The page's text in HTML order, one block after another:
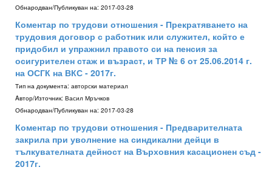
Обнародван/Публикуван на: 2017-03-28
Коментар по трудови отношения - Прекратяването на
трудовия договор с работник или служител, който е
придобил и упражнил правото си на пенсия за
осигурителен стаж и възраст, и ТР № 6 от 25.06.2014 г.
на ОСГК на ВКС - 2017г.
Тип на документа: авторски материал
Aвтор/Източник: Васил Мръчков
Обнародван/Публикуван на: 2017-03-28
Коментар по трудови отношения - Предварителната
закрила при уволнение на синдикални дейци в
тълкувателната дейност на Върховния касационен съд -
2017г.